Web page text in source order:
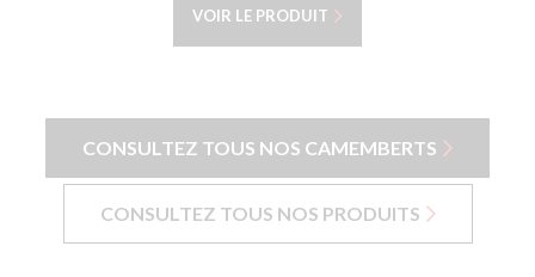
VOIR LE PRODUIT
CONSULTEZ TOUS NOS CAMEMBERTS
CONSULTEZ TOUS NOS PRODUITS